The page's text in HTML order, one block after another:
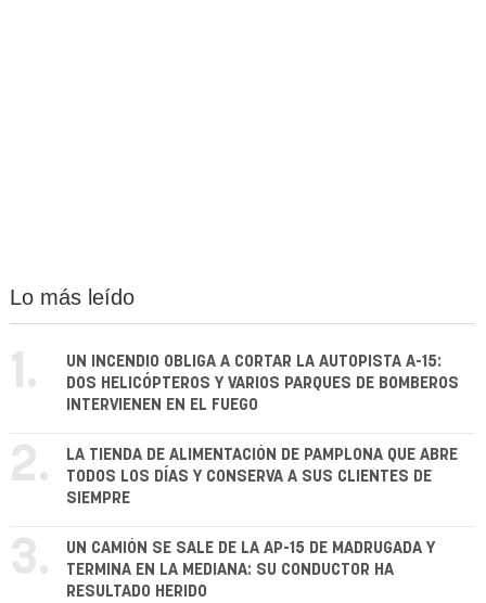
Lo más leído
1.
UN INCENDIO OBLIGA A CORTAR LA AUTOPISTA A-15:
DOS HELICÓPTEROS Y VARIOS PARQUES DE BOMBEROS
INTERVIENEN EN EL FUEGO
2.
LA TIENDA DE ALIMENTACIÓN DE PAMPLONA QUE ABRE
TODOS LOS DÍAS Y CONSERVA A SUS CLIENTES DE
SIEMPRE
3.
UN CAMIÓN SE SALE DE LA AP-15 DE MADRUGADA Y
TERMINA EN LA MEDIANA: SU CONDUCTOR HA
RESULTADO HERIDO